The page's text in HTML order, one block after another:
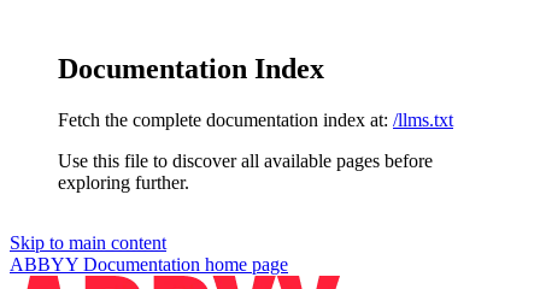
Documentation Index
Fetch the complete documentation index at: /llms.txt
Use this file to discover all available pages before
exploring further.
Skip to main content
ABBYY Documentation home page